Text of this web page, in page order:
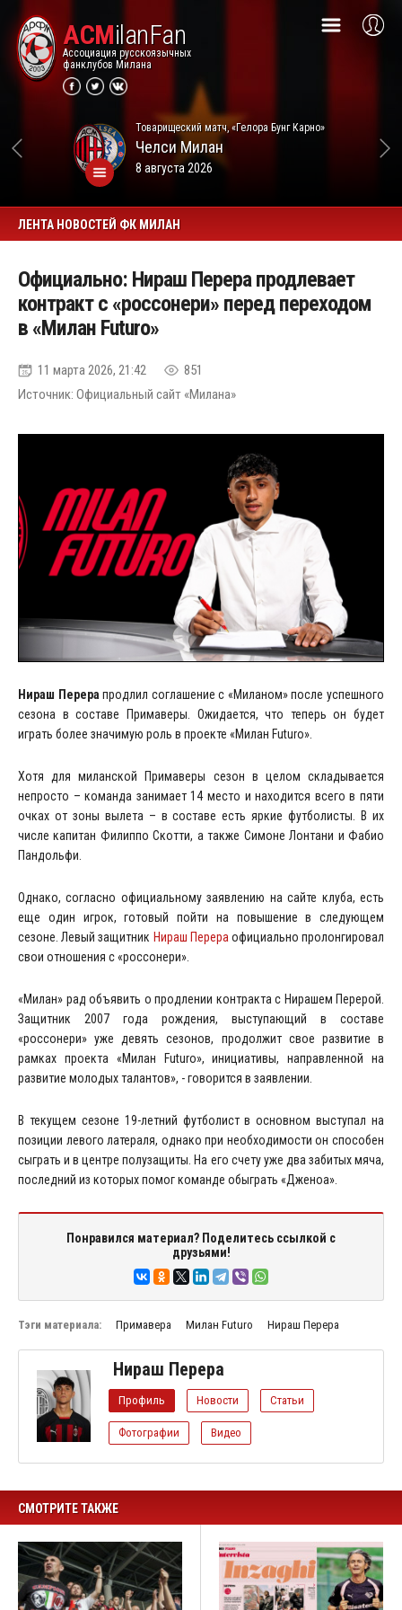
ACMilanFan
Ассоциация русскоязычных
фанклубов Милана
Товарищеский матч, «Гелора Бунг Карно»
ЧелсиМилан
8 августа 2026
ЛЕНТА НОВОСТЕЙ ФК МИЛАН
Официально: Нираш Перера продлевает
контракт с «россонери» перед переходом
в «Милан Futuro»
11 марта 2026, 21:42
851
Источник: Официальный сайт «Милана»
Нираш Перера продлил соглашение с «Миланом» после успешного
сезона в составе Примаверы. Ожидается, что теперь он будет
играть более значимую роль в проекте «Милан Futuro».
Хотя для миланской Примаверы сезон в целом складывается
непросто – команда занимает 14 место и находится всего в пяти
очках от зоны вылета – в составе есть яркие футболисты. В их
числе капитан Филиппо Скотти, а также Симоне Лонтани и Фабио
Пандольфи.
Однако, согласно официальному заявлению на сайте клуба, есть
еще один игрок, готовый пойти на повышение в следующем
сезоне. Левый защитник Нираш Перера официально пролонгировал
свои отношения с «россонери».
«Милан» рад объявить о продлении контракта с Нирашем Перерой.
Защитник 2007 года рождения, выступающий в составе
«россонери» уже девять сезонов, продолжит свое развитие в
рамках проекта «Милан Futuro», инициативы, направленной на
развитие молодых талантов», - говорится в заявлении.
В текущем сезоне 19-летний футболист в основном выступал на
позиции левого латераля, однако при необходимости он способен
сыграть и в центре полузащиты. На его счету уже два забитых мяча,
последний из которых помог команде обыграть «Дженоа».
Понравился материал? Поделитесь ссылкой с
друзьями!
Тэги материала: Примавера Милан Futuro Нираш Перера
Нираш Перера
Профиль Новости Статьи
Фотографии Видео
СМОТРИТЕ ТАКЖЕ